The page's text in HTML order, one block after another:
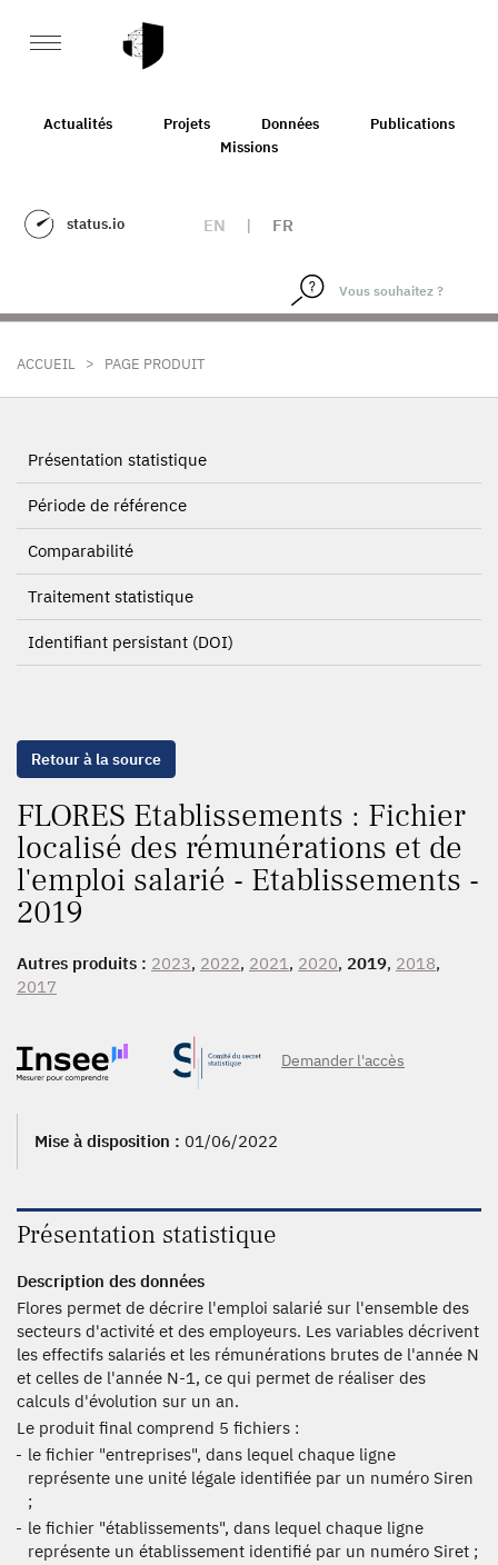
Actualités Projets Données
Publications
Missions
status.io EN | FR
ACCUEIL > PAGE PRODUIT
Présentation statistique
Période de référence
Comparabilité
Traitement statistique
Identifiant persistant (DOI)
Retour à la source
FLORES Etablissements : Fichier
localisé des rémunérations et de
l'emploi salarié - Etablissements -
2019
Autres produits : 2023, 2022, 2021, 2020, 2019, 2018,
2017
Demander l'accès
Mise à disposition : 01/06/2022
Présentation statistique
Description des données
Flores permet de décrire l'emploi salarié sur l'ensemble des
secteurs d'activité et des employeurs. Les variables décrivent
les effectifs salariés et les rémunérations brutes de l'année N
et celles de l'année N-1, ce qui permet de réaliser des
calculs d'évolution sur un an.
Le produit final comprend 5 fichiers :
le fichier "entreprises", dans lequel chaque ligne
représente une unité légale identifiée par un numéro Siren
;
le fichier "établissements", dans lequel chaque ligne
représente un établissement identifié par un numéro Siret ;